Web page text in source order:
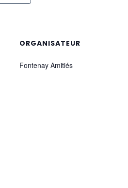
ORGANISATEUR
Fontenay Amitiés